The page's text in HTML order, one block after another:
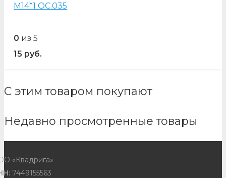
М14*1 OC.035
0 из 5
15 руб.
С этим товаром покупают
Недавно просмотренные товары
«Квадрига»
7449155563